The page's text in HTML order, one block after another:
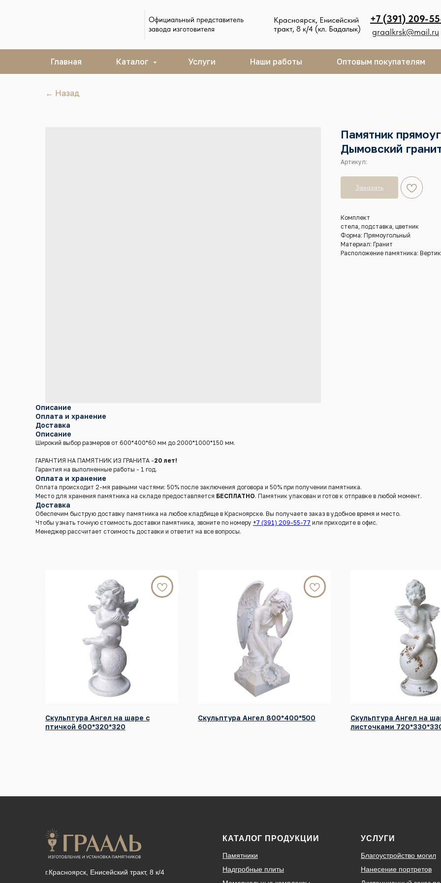
+7 (391) 209-
graalkrsk@mail.ru
Официальный представитель
завода изготовителя
Красноярск, Енисейский
тракт, 8 к/4 (кл. Бадалык)
Главная Каталог Услуги Наши работы Оптовым покупателям
← Назад
Памятник
Дымовский
Артикул:
Заказать
Комплект
стела, подставка, цветник
Форма: Прямоугольный
Материал: Гранит
Расположение памятника:
Описание
Оплата и хранение
Доставка
Описание
Широкий выбор размеров от 600*400*60 мм до 2000*1000*150 мм.
ГАРАНТИЯ НА ПАМЯТНИК ИЗ ГРАНИТА -20 лет!
Гарантия на выполненные работы - 1 год.
Оплата и хранение
Оплата происходит 2-мя равными частями: 50% после заключения договора и 50% при получении памятника.
Место для хранения памятника на складе предоставляется БЕСПЛАТНО. Памятник упакован и готов к отправке в любой момент.
Доставка
Обеспечим быструю доставку памятника на любое кладбище в Красноярске. Вы получаете заказ в удобное время и место.
Чтобы узнать точную стоимость доставки памятника, звоните по номеру +7 (391) 209-55-77 или приходите в офис.
Менеджер рассчитает стоимость доставки и ответит на все вопросы.
Скульптура Ангел на шаре с
птичкой 600*320*320
Скульптура Ангел 800*400*500
Скульптура Ангел на
листочками
КАТАЛОГ ПРОДУКЦИИ
Памятники
Надгробные плиты
г.Красноярск, Енисейский тракт, 8 к/4
УСЛУГИ
Благоустройство могил
Нанесение портретов